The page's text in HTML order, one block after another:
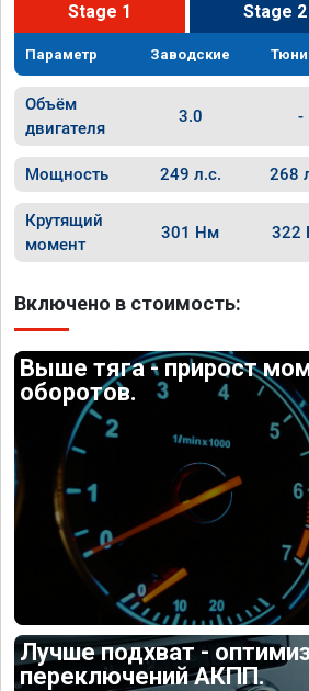
Stage 1 Stage 2
Параметр Заводские
Объём
двигателя
3.0 -
Мощность 249 л.с. 268
Крутящий
момент
301 Нм 322
Включено в стоимость:
Выше тяга - прирост
оборотов.
Лучше подхват -
переключений АКПП.